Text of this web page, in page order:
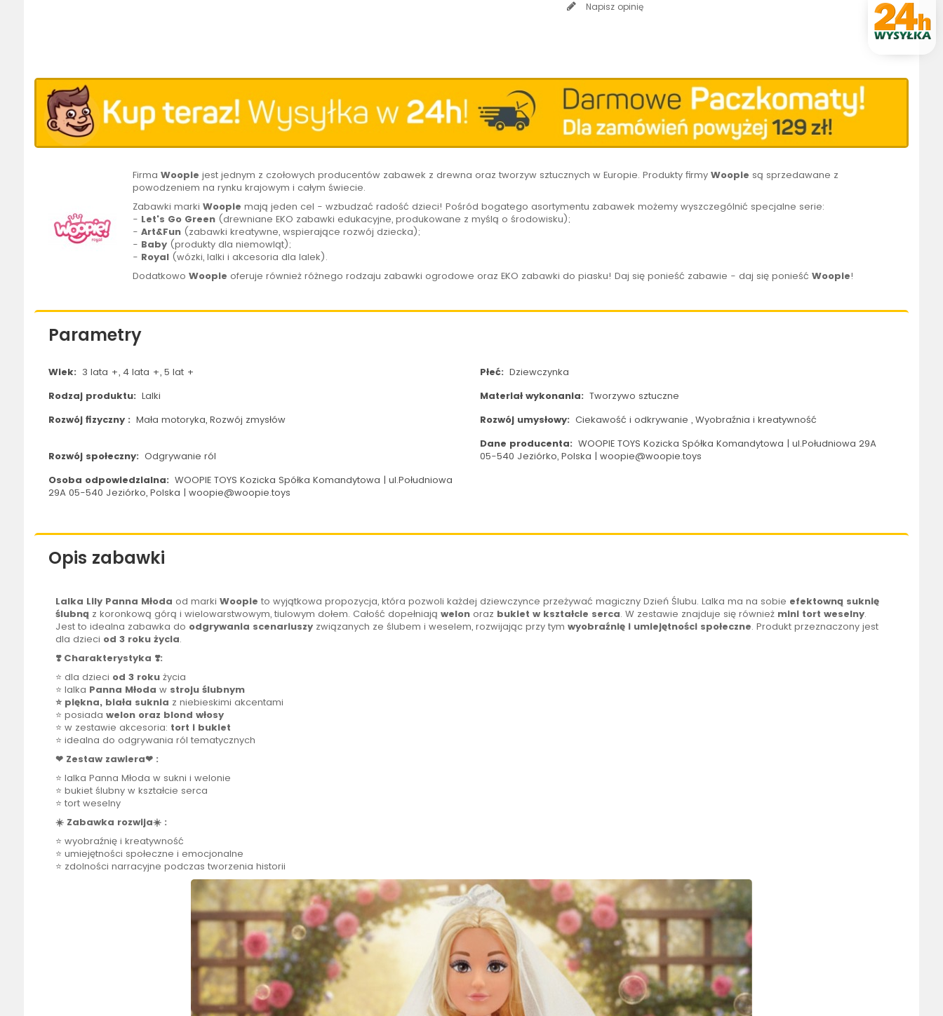
Napisz opinię
FirmaWoopiejest jednym z czołowych producentów zabawek z drewna oraz tworzyw sztucznych w Europie. Produkty firmyWoopie są sprzedawane z
powodzeniem na rynku krajowym i całym świecie.
Zabawki markiWoopie mają jeden cel - wzbudzać radość dzieci! Pośród bogatego asortymentu zabawek możemy wyszczególnić specjalne serie:
- Let's Go Green (drewniane EKO zabawki edukacyjne, produkowane z myślą o środowisku);
-Art&Fun (zabawki kreatywne, wspierające rozwój dziecka);
- Baby (produkty dla niemowląt);
- Royal (wózki, lalki i akcesoria dla lalek).
DodatkowoWoopie oferuje również różnego rodzaju zabawki ogrodowe oraz EKO zabawki do piasku! Daj się ponieść zabawie - daj się ponieśćWoopie!
Parametry
Wiek: 3 lata +, 4 lata +, 5 lat + Płeć: Dziewczynka
Rodzaj produktu: Lalki Materiał wykonania: Tworzywo sztuczne
Rozwój fizyczny : Mała motoryka, Rozwój zmysłów Rozwój umysłowy: Ciekawość i odkrywanie , Wyobraźnia i kreatywność
Rozwój społeczny: Odgrywanie ról
Dane producenta: WOOPIE TOYS Kozicka Spółka Komandytowa | ul.Południowa 29A
05-540 Jeziórko, Polska | woopie@woopie.toys
Osoba odpowiedzialna: WOOPIE TOYS Kozicka Spółka Komandytowa | ul.Południowa
29A 05-540 Jeziórko, Polska | woopie@woopie.toys
Opis zabawki
Lalka Lily Panna Młoda od marki Woopie to wyjątkowa propozycja, która pozwoli każdej dziewczynce przeżywać magiczny Dzień Ślubu. Lalka ma na sobie efektowną suknię
ślubną z koronkową górą i wielowarstwowym, tiulowym dołem. Całość dopełniają welonoraz bukiet w kształcie serca. W zestawie znajduje się również mini tort weselny.
Jest to idealna zabawka do odgrywania scenariuszyzwiązanych ze ślubem i weselem, rozwijając przy tym wyobraźnię i umiejętności społeczne. Produkt przeznaczony jest
dla dzieci od 3 roku życia.
❣️ Charakterystyka ❣️:
⭐ dla dzieci od 3 rokużycia
⭐ lalka Panna Młoda w stroju ślubnym
⭐ piękna, biała suknia z niebieskimi akcentami
⭐ posiada welon oraz blond włosy
⭐ w zestawie akcesoria: tort i bukiet
⭐ idealna do odgrywania ról tematycznych
❤ Zestaw zawiera❤ :
⭐ lalka Panna Młoda w sukni i welonie
⭐ bukiet ślubny w kształcie serca
⭐ tort weselny
☀️ Zabawka rozwija☀️ :
⭐ wyobraźnię i kreatywność
⭐ umiejętności społeczne i emocjonalne
⭐ zdolności narracyjne podczas tworzenia historii